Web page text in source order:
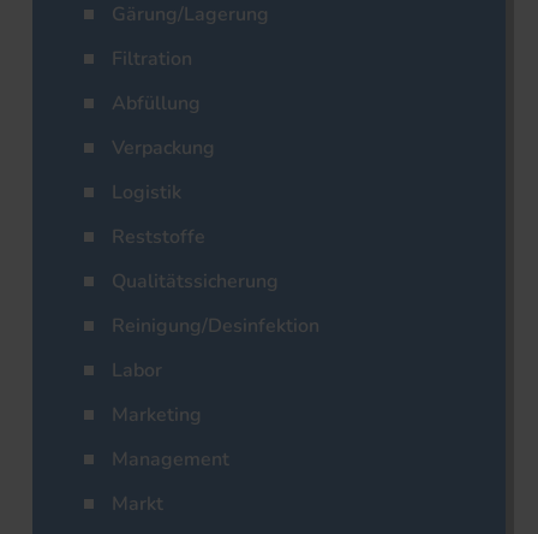
Gärung/Lagerung
Filtration
Abfüllung
Verpackung
Logistik
Reststoffe
Qualitätssicherung
Reinigung/Desinfektion
Labor
Marketing
Management
Markt